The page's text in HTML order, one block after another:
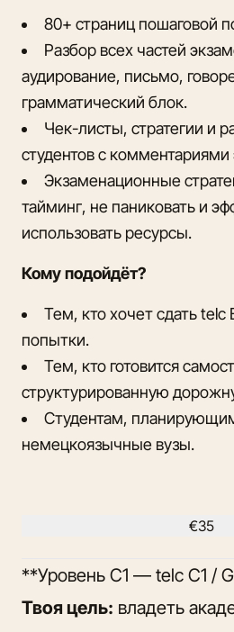
80+ страниц пошаговой
Разбор всех частей
аудирование, письмо,
грамматический блок.
Чек-листы, стратегии и
студентов с комментариями
Экзаменационные
тайминг, не паниковать и
использовать ресурсы.
Кому подойдёт?
Тем, кто хочет сдать telc
попытки.
Тем, кто готовится
структурированную
Студентам,
немецкоязычные вузы.
€35
**Уровень C1 — telc C1 /
Твоя цель: владеть